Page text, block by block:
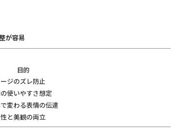
が容易
目的
ジのズレ防止
使いやすさ想定
変わる表情の伝達
と美観の両立